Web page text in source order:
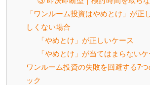
「ワンルーム投資はやめとけ」が正
しくない場合
「やめとけ」が正しいケース
「やめとけ」が当てはまらないケ
ワンルーム投資の失敗を回避する7
ック